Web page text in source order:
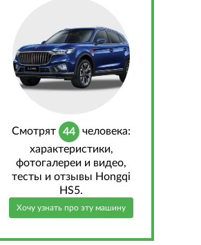
Cмотрят 44
человека:
характеристики,
фотогалереи и видео,
тесты и отзывы Hongqi
HS5.
Хочу узнать про эту машину